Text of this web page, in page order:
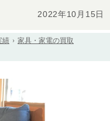
2022年10月15日
績
家具・家電の買取